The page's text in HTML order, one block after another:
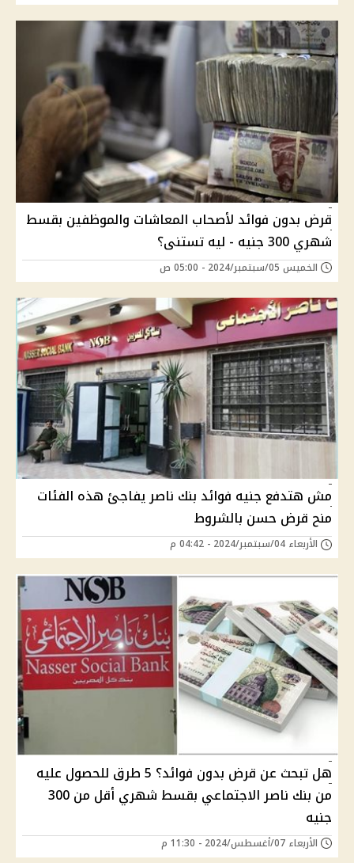
قرض بدون فوائد لأصحاب المعاشات والموظفين بقسط
شهري 300 جنيه - ليه تستنى؟
الخميس 05/سبتمبر/2024 - 05:00 ص
مش هتدفع جنيه فوائد بنك ناصر يفاجئ هذه الفئات
منح قرض حسن بالشروط
الأربعاء 04/سبتمبر/2024 - 04:42 م
هل تبحث عن قرض بدون فوائد؟ 5 طرق للحصول عليه
من بنك ناصر الاجتماعي بقسط شهري أقل من 300
جنيه
الأربعاء 07/أغسطس/2024 - 11:30 م